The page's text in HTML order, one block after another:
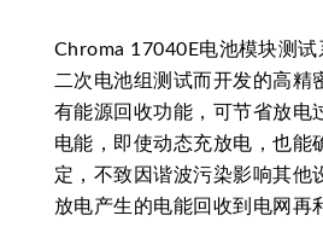
Chroma 17040E电池模块测
二次电池组测试而开发的高精
有能源回收功能，可节省放电
电能，即使动态充放电，也能
定，不致因谐波污染影响其他
放电产生的电能回收到电网再